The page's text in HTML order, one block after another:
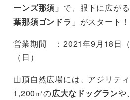
ーンズ那須」 で、眼下に広が
葉那須ゴンドラ 」がスタート！
営業期間 ：2021年9月18日
（日）
山頂自然広場には、アジリテ
1,200㎡の広大なドッグランや